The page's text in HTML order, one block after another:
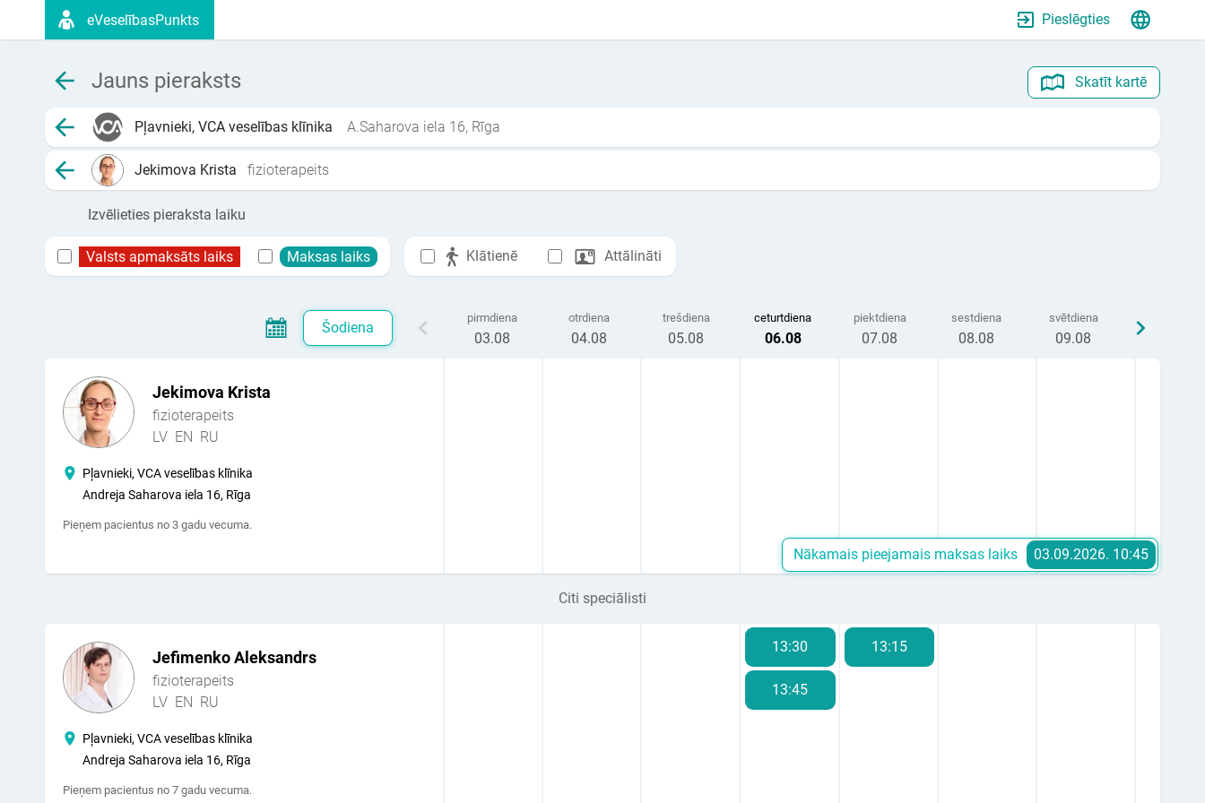
eVeselībasPunkts Pieslēgties
Jauns pieraksts Skatīt kartē
Pļavnieki, VCA veselības klīnika A.Saharova iela 16, Rīga
Jekimova Krista fizioterapeits
Izvēlieties pieraksta laiku
Valsts apmaksāts laiks Maksas laiks Klātienē Attālināti
Šodiena
pirmdiena
03.08
otrdiena
04.08
trešdiena
05.08
ceturtdiena
06.08
piektdiena
07.08
sestdiena
08.08
svētdiena
09.08
Jekimova Krista
fizioterapeits
LV EN RU
Pļavnieki, VCA veselības klīnika
Andreja Saharova iela 16, Rīga
Pieņem pacientus no 3 gadu vecuma.
Nākamais pieejamais maksas laiks 03.09.2026. 10:45
Citi speciālisti
Jefimenko Aleksandrs
fizioterapeits
LV EN RU
Pļavnieki, VCA veselības klīnika
Andreja Saharova iela 16, Rīga
Pieņem pacientus no 7 gadu vecuma.
13:30
13:45
13:15